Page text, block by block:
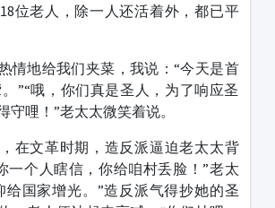
位老人，除一人还活着外，都已平
情地给我们夹菜，我说：“今天是首
”“哦，你们真是圣人，为了响应圣
守哩！”老太太微笑着说。
在文革时期，造反派逼迫老太太背
一个人瞎信，你给咱村丢脸！”老太
给国家增光。”造反派气得抄她的圣